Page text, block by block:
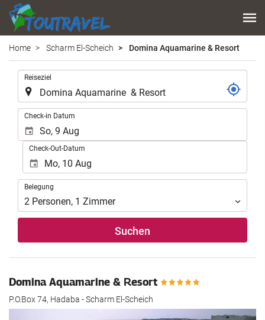
Home Scharm El-Scheich Domina Aquamarine & Resort
Reiseziel
Check-in Datum
Check-Out-Datum
Belegung
Belegung
2 Personen, 1 Zimmer
Suchen
Domina Aquamarine & Resort
P.O.Box 74, Hadaba - Scharm El-Scheich